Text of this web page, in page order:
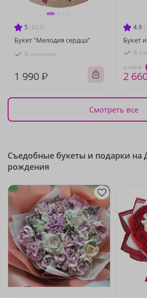
5 (823)
Букет "Мелодия сердца"
В наличии
1 990 ₽
4.9
Букет
В
3 130 ₽
2
Смотреть все
Съедобные букеты и подарки на
рождения